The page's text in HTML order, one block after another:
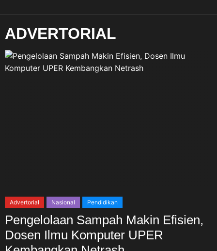
ADVERTORIAL
Advertorial Nasional Pendidikan
Pengelolaan Sampah Makin Efisien,
Dosen Ilmu Komputer UPER